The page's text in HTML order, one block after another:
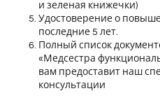
и зеленая книжечки)
Удостоверение о
последние 5 лет.
Полный список
«Медсестра
вам предоставит наш
консультации